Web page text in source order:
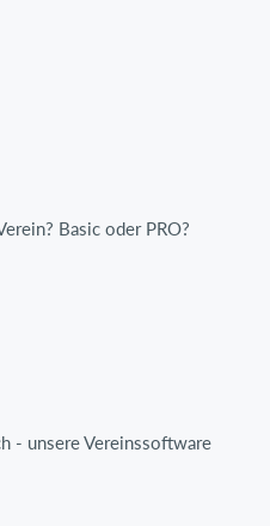
Basic oder PRO?
- unsere Vereinssoftware